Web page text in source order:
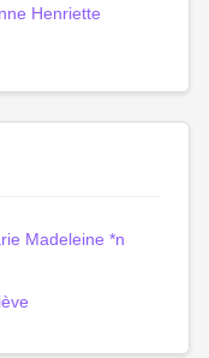
Henriette
Madeleine *n